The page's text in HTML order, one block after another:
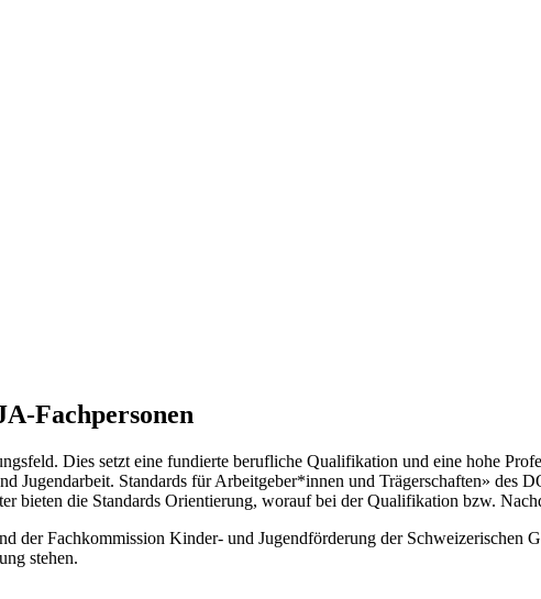
Fachpersonen
Dies setzt eine fundierte berufliche Qualifikation und eine hohe
Standards für Arbeitgeber*innen und Trägerschaften» des
bieten die Standards Orientierung, worauf bei der Qualifikation bzw.
Fachkommission Kinder- und Jugendförderung der Schweizerischen
stehen.